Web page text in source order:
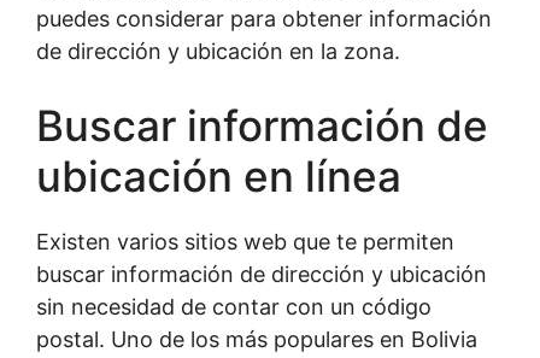
puedes considerar para obtener información
de dirección y ubicación en la zona.
Buscar información de
ubicación en línea
Existen varios sitios web que te permiten
buscar información de dirección y ubicación
sin necesidad de contar con un código
postal. Uno de los más populares en Bolivia